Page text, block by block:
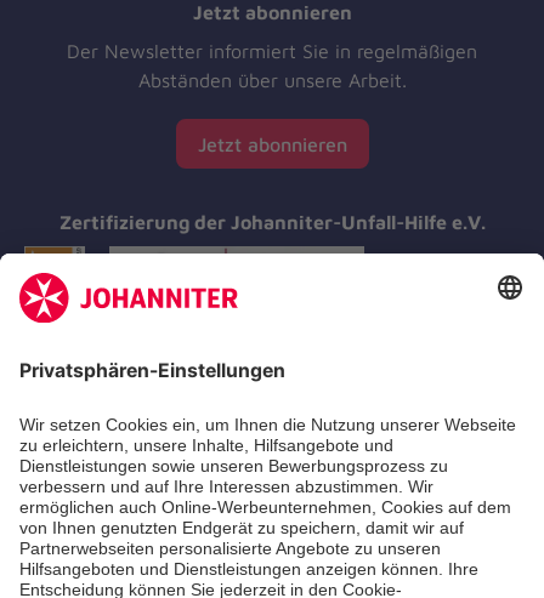
Jetzt abonnieren
Der Newsletter informiert Sie in regelmäßigen
Abständen über unsere Arbeit.
Jetzt abonnieren
Zertifizierung der Johanniter-Unfall-Hilfe e.V.
Aus- & Fortbildung
Erste-Hilfe-Kurse
Jobs & Ehrenamt